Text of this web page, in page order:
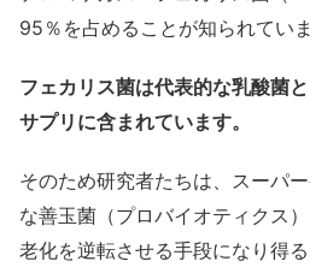
95％を占めることが知られていま
フェカリス菌は代表的な乳酸菌
サプリに含まれています。
そのため研究者たちは、スーパ
な善玉菌（プロバイオティクス
老化を逆転させる手段になり得る